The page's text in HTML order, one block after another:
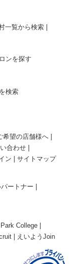
一覧から検索
ンを探す
検索
希望の店舗様へ
合わせ
ン サイトマップ
ートナー
College
えいようJoin